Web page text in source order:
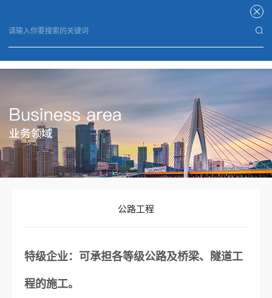
公路工程
特级企业：可承担各等级公路及桥梁、隧道工
程的施工。